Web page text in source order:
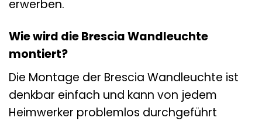
erwerben.
Wie wird die Brescia Wandleuchte
montiert?
Die Montage der Brescia Wandleuchte ist
denkbar einfach und kann von jedem
Heimwerker problemlos durchgeführt